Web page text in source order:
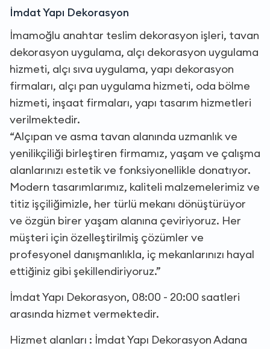
İmdat Yapı Dekorasyon
İmamoğlu anahtar teslim dekorasyon işleri, tavan
dekorasyon uygulama, alçı dekorasyon uygulama
hizmeti, alçı sıva uygulama, yapı dekorasyon
firmaları, alçı pan uygulama hizmeti, oda bölme
hizmeti, inşaat firmaları, yapı tasarım hizmetleri
verilmektedir.
“Alçıpan ve asma tavan alanında uzmanlık ve
yenilikçiliği birleştiren firmamız, yaşam ve çalışma
alanlarınızı estetik ve fonksiyonellikle donatıyor.
Modern tasarımlarımız, kaliteli malzemelerimiz ve
titiz işçiliğimizle, her türlü mekanı dönüştürüyor
ve özgün birer yaşam alanına çeviriyoruz. Her
müşteri için özelleştirilmiş çözümler ve
profesyonel danışmanlıkla, iç mekanlarınızı hayal
ettiğiniz gibi şekillendiriyoruz.”
İmdat Yapı Dekorasyon, 08:00 - 20:00 saatleri
arasında hizmet vermektedir.
Hizmet alanları : İmdat Yapı Dekorasyon Adana